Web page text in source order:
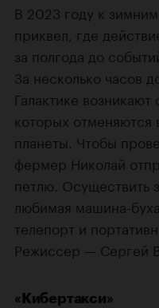
В 2023 году к
приквел, где
за полгода до
За несколько часов
Галактике
которых
планеты. Чтобы
фермер Николай
петлю. Осуществить
любимая машина-
телепорт и
Режиссер — Сергей
«Кибертакси»